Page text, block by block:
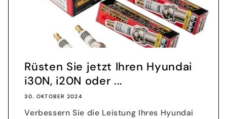
Rüsten Sie jetzt Ihren Hyundai
i30N, i20N oder ...
30. OKTOBER 2024
Verbessern Sie die Leistung Ihres Hyundai